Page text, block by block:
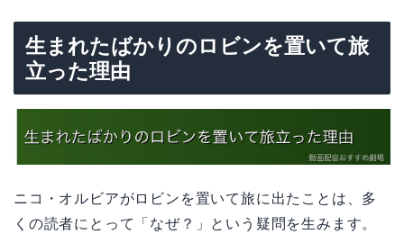
生まれたばかりのロビンを置いて旅
立った理由
ニコ・オルビアがロビンを置いて旅に出たことは、多
くの読者にとって「なぜ？」という疑問を生みます。